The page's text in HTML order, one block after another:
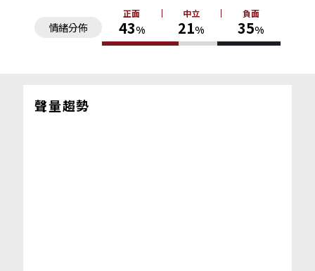
情緒分佈
正面
43%
中立
21%
負面
35%
聲量趨勢